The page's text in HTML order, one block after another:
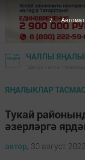
ЧАЛЛЫ
ЯҢАЛЫКЛАР
Тукай
әзерләргә
автор, 30 август
6